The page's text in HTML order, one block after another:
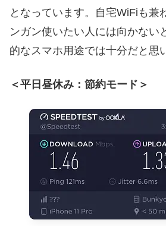
となっています。自宅WiFiも兼
ンガン使いたい人には向かない
的なスマホ用途では十分だと思
＜平日昼休み：節約モード＞